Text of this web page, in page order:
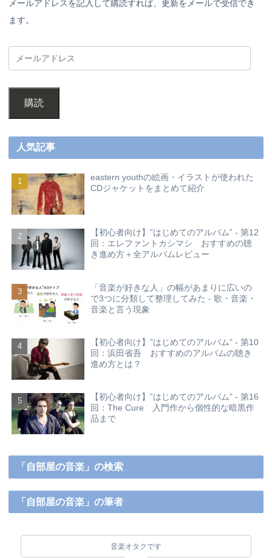
メールアドレスを記入して購読すれば、更新をメールで受信でき
ます。
購読
人気記事
eastern youthの絵画・イラストが使われた
CDジャケットをまとめて紹介
【初心者向け】”はじめてのアルバム” - 第12
回：エレファントカシマシ おすすめの聴
き進め方＋全アルバムレビュー
「音楽が好きな人」の幅があまりに広いの
で3つに分類して整理してみた - 歌・音楽・
音楽と言う現象
【初心者向け】”はじめてのアルバム” - 第10
回：浜田省吾 おすすめのアルバムの聴き
進め方とは？
【初心者向け】”はじめてのアルバム” - 第16
回：The Cure 入門作から個性的な暗黒作
品まで
「自部屋の音楽」の検索
「自部屋の音楽」の筆者
音楽オタクです